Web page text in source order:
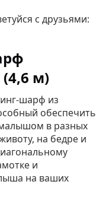
с друзьями:
м)
шарф из
обеспечить
в разных
на бедре и
и
на ваших